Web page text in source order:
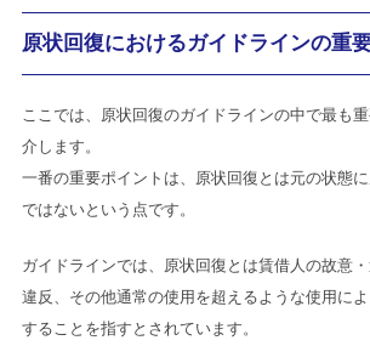
原状回復におけるガイドラインの重
ここでは、原状回復のガイドラインの中で最も
介します。
一番の重要ポイントは、原状回復とは元の状態
ではないという点です。
ガイドラインでは、原状回復とは賃借人の故意
違反、その他通常の使用を超えるような使用に
することを指すとされています。